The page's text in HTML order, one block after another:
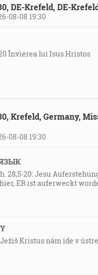
DE-Krefeld, DE-
08-08 19:30
Învierea lui Isus Hristos
Krefeld, Germany,
08-08 19:30
28,5-20: Jesu
ER ist auferweckt
Kristus nám ide v